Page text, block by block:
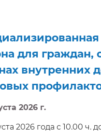
для граждан,
внутренних
2026 г.
2026 года с 10.00 ч.